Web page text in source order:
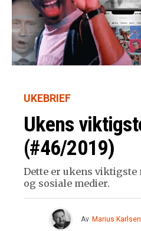
UKEBRIEF
Ukens
(#46/2019)
Dette er ukens
og sosiale medier.
Av Marius Karlsen